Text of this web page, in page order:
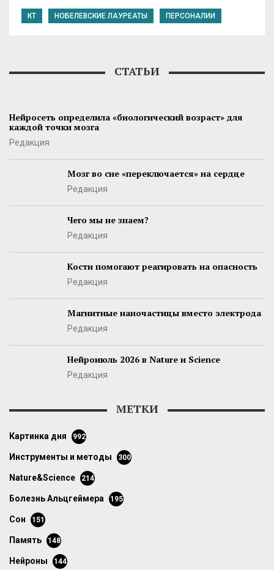
КТ НОБЕЛЕВСКИЕ ЛАУРЕАТЫ ПЕРСОНАЛИИ
СТАТЬИ
Нейросеть определила «биологический возраст» для
каждой точки мозга
Редакция
Мозг во сне «переключается» на сердце
Редакция
Чего мы не знаем?
Редакция
Кости помогают реагировать на опасность
Редакция
Магнитные наночастицы вместо электрода
Редакция
Нейроиюль 2026 в Nature и Science
Редакция
МЕТКИ
картинка дня 992
инструменты и методы 300
Nature&Science 214
болезнь Альцгеймера 195
сон 151
память 148
нейроны 144